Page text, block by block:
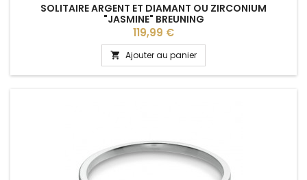
SOLITAIRE ARGENT ET DIAMANT OU ZIRCONIUM
"JASMINE" BREUNING
Prix
119,99 €
 Ajouter au panier